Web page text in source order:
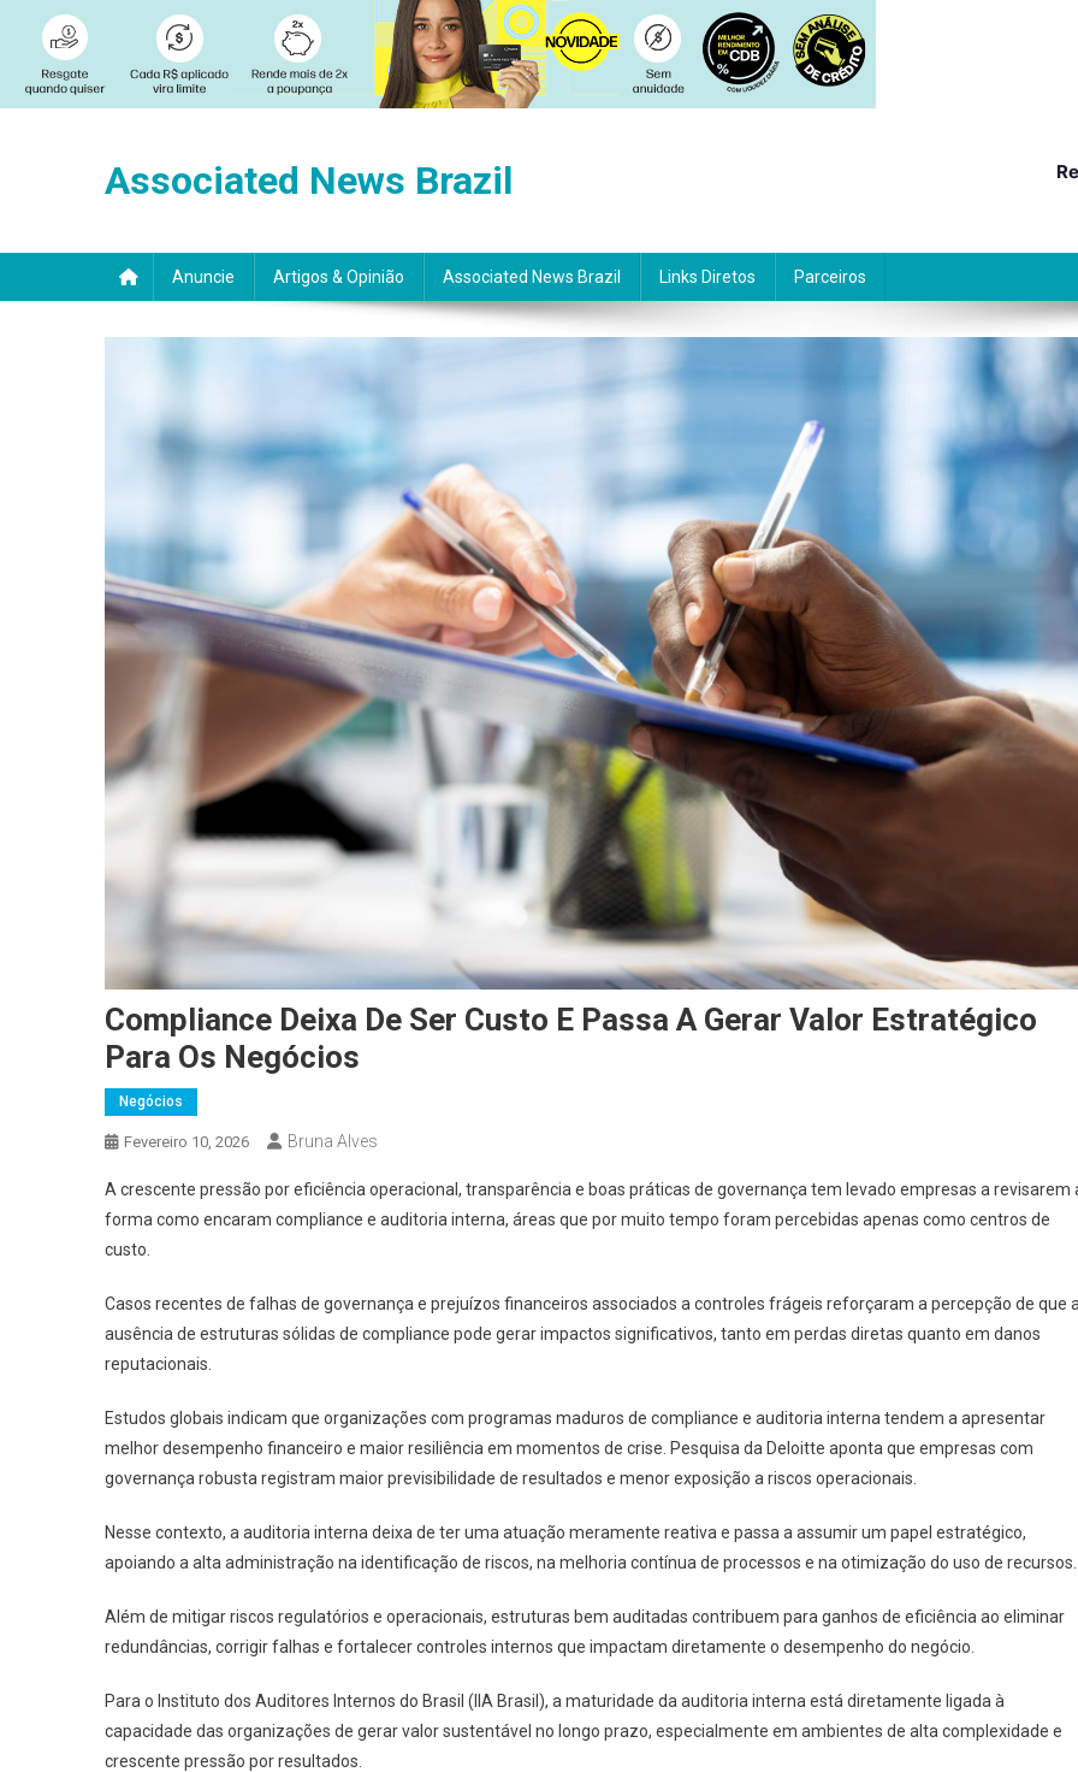
Associated News Brazil
Anuncie Artigos & Opinião Associated News Brazil Links Diretos Parceiros
Compliance Deixa De Ser Custo E Passa A Gerar Valor Estratégico
Para Os Negócios
Negócios
Fevereiro 10, 2026 Bruna Alves
A crescente pressão por eficiência operacional, transparência e boas práticas de governança tem levado empresas a revisarem
forma como encaram compliance e auditoria interna, áreas que por muito tempo foram percebidas apenas como centros de
custo.
Casos recentes de falhas de governança e prejuízos financeiros associados a controles frágeis reforçaram a percepção de que
ausência de estruturas sólidas de compliance pode gerar impactos significativos, tanto em perdas diretas quanto em danos
reputacionais.
Estudos globais indicam que organizações com programas maduros de compliance e auditoria interna tendem a apresentar
melhor desempenho financeiro e maior resiliência em momentos de crise. Pesquisa da Deloitte aponta que empresas com
governança robusta registram maior previsibilidade de resultados e menor exposição a riscos operacionais.
Nesse contexto, a auditoria interna deixa de ter uma atuação meramente reativa e passa a assumir um papel estratégico,
apoiando a alta administração na identificação de riscos, na melhoria contínua de processos e na otimização do uso de recursos.
Além de mitigar riscos regulatórios e operacionais, estruturas bem auditadas contribuem para ganhos de eficiência ao eliminar
redundâncias, corrigir falhas e fortalecer controles internos que impactam diretamente o desempenho do negócio.
Para o Instituto dos Auditores Internos do Brasil (IIA Brasil), a maturidade da auditoria interna está diretamente ligada à
capacidade das organizações de gerar valor sustentável no longo prazo, especialmente em ambientes de alta complexidade e
crescente pressão por resultados.